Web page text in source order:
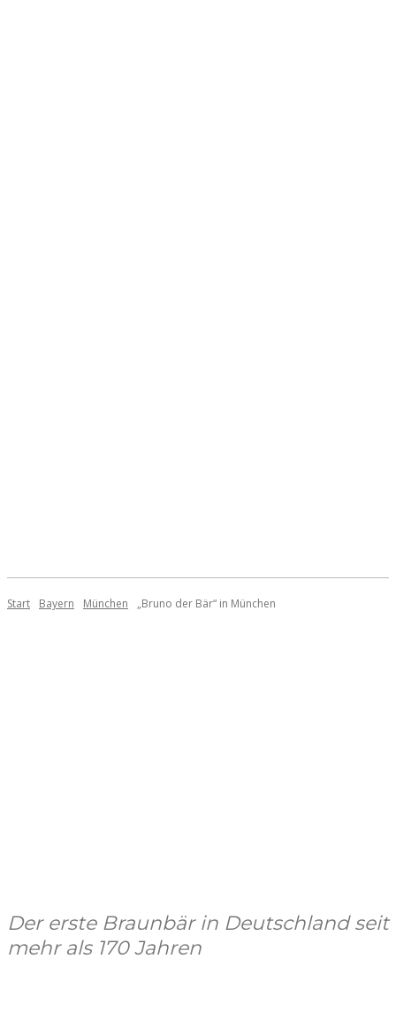
Start Bayern München „Bruno der Bär“ in München
Der erste Braunbär in Deutschland seit
mehr als 170 Jahren